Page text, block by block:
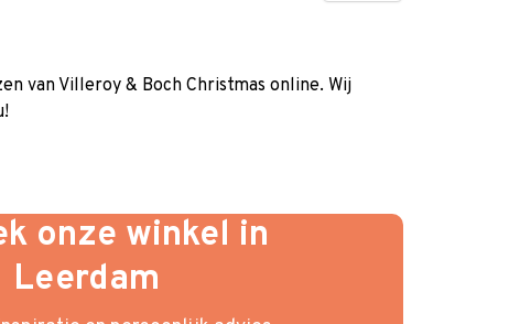
van Villeroy & Boch Christmas online. Wij
onze winkel in
Leerdam